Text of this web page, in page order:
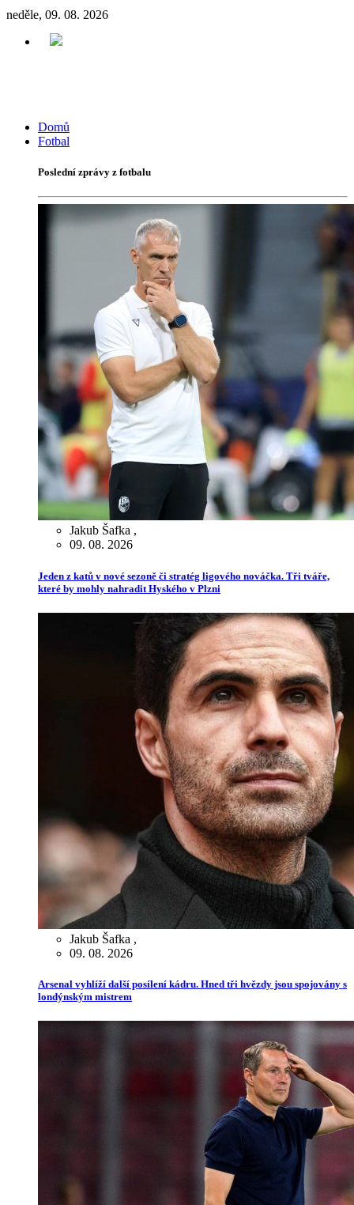
neděle, 09. 08. 2026
Domů
Fotbal
Poslední zprávy z fotbalu
Jakub Šafka ,
09. 08. 2026
Jeden z katů v nové sezoně či stratég ligového nováčka. Tři tváře,
které by mohly nahradit Hyského v Plzni
Jakub Šafka ,
09. 08. 2026
Arsenal vyhlíží další posílení kádru. Hned tři hvězdy jsou spojovány s
londýnským mistrem